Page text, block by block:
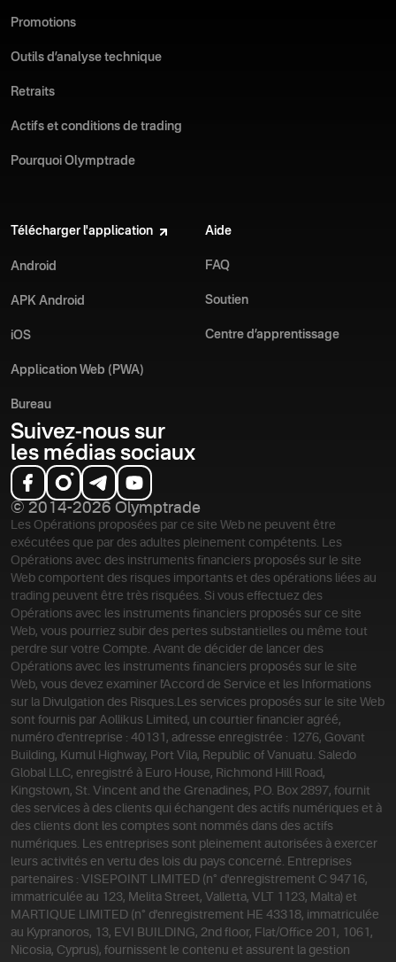
Promotions
Outils d’analyse technique
Retraits
Actifs et conditions de trading
Pourquoi Olymptrade
Télécharger l'application
Android
APK Android
iOS
Application Web (PWA)
Bureau
Aide
FAQ
Soutien
Centre d’apprentissage
Suivez-nous sur
les médias sociaux
© 2014-2026 Olymptrade
Les Opérations proposées par ce site Web ne peuvent être
exécutées que par des adultes pleinement compétents. Les
Opérations avec des instruments financiers proposés sur le site
Web comportent des risques importants et des opérations liées au
trading peuvent être très risquées. Si vous effectuez des
Opérations avec les instruments financiers proposés sur ce site
Web, vous pourriez subir des pertes substantielles ou même tout
perdre sur votre Compte. Avant de décider de lancer des
Opérations avec les instruments financiers proposés sur le site
Web, vous devez examiner l'Accord de Service et les Informations
sur la Divulgation des Risques. Les services proposés sur le site Web
sont fournis par Aollikus Limited, un courtier financier agréé,
numéro d'entreprise : 40131, adresse enregistrée : 1276, Govant
Building, Kumul Highway, Port Vila, Republic of Vanuatu. Saledo
Global LLC, enregistré à Euro House, Richmond Hill Road,
Kingstown, St. Vincent and the Grenadines, P.O. Box 2897, fournit
des services à des clients qui échangent des actifs numériques et à
des clients dont les comptes sont nommés dans des actifs
numériques. Les entreprises sont pleinement autorisées à exercer
leurs activités en vertu des lois du pays concerné. Entreprises
partenaires : VISEPOINT LIMITED (n° d'enregistrement C 94716,
immatriculée au 123, Melita Street, Valletta, VLT 1123, Malta) et
MARTIQUE LIMITED (n° d'enregistrement HE 43318, immatriculée
au Kypranoros, 13, EVI BUILDING, 2nd floor, Flat/Office 201, 1061,
Nicosia, Cyprus), fournissent le contenu et assurent la gestion